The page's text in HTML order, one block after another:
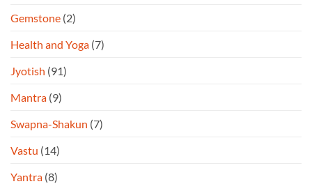
Gemstone (2)
Health and Yoga (7)
Jyotish (91)
Mantra (9)
Swapna-Shakun (7)
Vastu (14)
Yantra (8)